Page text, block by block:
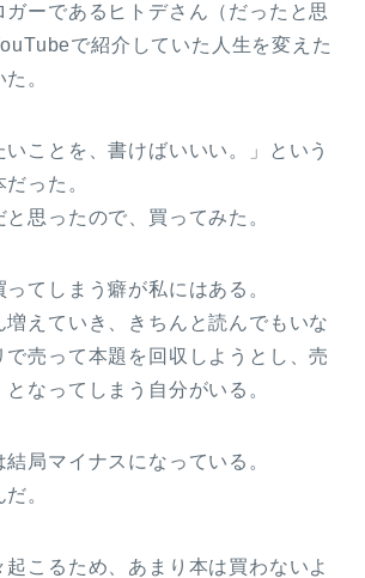
ガーであるヒトデさん（だったと思
で紹介していた人生を変えた
。
ことを、書けばいいい。」という
った。
思ったので、買ってみた。
てしまう癖が私にはある。
増えていき、きちんと読んでもいな
で売って本題を回収しようとし、売
なってしまう自分がいる。
局マイナスになっている。
。
起こるため、あまり本は買わないよ